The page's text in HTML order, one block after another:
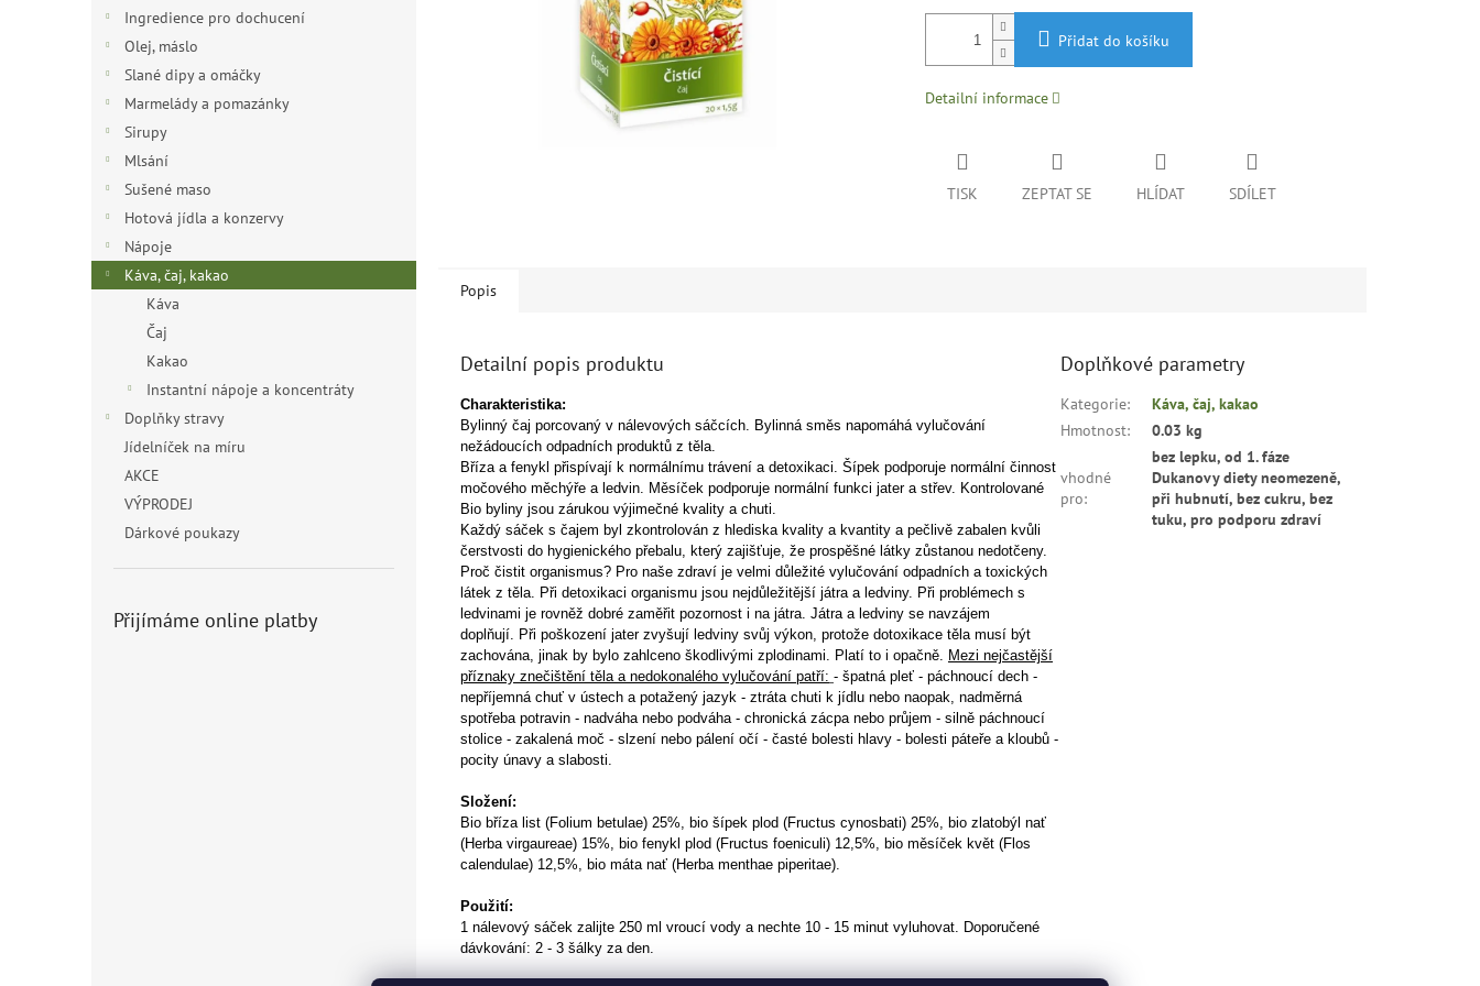
Ingredience pro dochucení
Olej, máslo
Slané dipy a omáčky
Marmelády a pomazánky
Sirupy
Mlsání
Sušené maso
Hotová jídla a konzervy
Nápoje
Káva, čaj, kakao
Káva
Čaj
Kakao
Instantní nápoje a koncentráty
Doplňky stravy
Jídelníček na míru
AKCE
VÝPRODEJ
Dárkové poukazy
Přijímáme online platby
Přidat do košíku
Detailní informace
TISK ZEPTAT SE HLÍDAT SDÍLET
Popis
Detailní popis produktu
Charakteristika:
Bylinný čaj porcovaný v nálevových sáčcích. Bylinná směs napomáhá vylučování
nežádoucích odpadních produktů z těla.
Bříza a fenykl přispívají k normálnímu trávení a detoxikaci. Šípek podporuje normální činnost
močového měchýře a ledvin. Měsíček podporuje normální funkci jater a střev. Kontrolované
Bio byliny jsou zárukou výjimečné kvality a chuti.
Každý sáček s čajem byl zkontrolován z hlediska kvality a kvantity a pečlivě zabalen kvůli
čerstvosti do hygienického přebalu, který zajišťuje, že prospěšné látky zůstanou nedotčeny.
Proč čistit organismus? Pro naše zdraví je velmi důležité vylučování odpadních a toxických
látek z těla. Při detoxikaci organismu jsou nejdůležitější játra a ledviny. Při problémech s
ledvinami je rovněž dobré zaměřit pozornost i na játra. Játra a ledviny se navzájem
doplňují. Při poškození jater zvyšují ledviny svůj výkon, protože dotoxikace těla musí být
zachována, jinak by bylo zahlceno škodlivými zplodinami. Platí to i opačně. Mezi nejčastější
příznaky znečištění těla a nedokonalého vylučování patří: - špatná pleť - páchnoucí dech -
nepříjemná chuť v ústech a potažený jazyk - ztráta chuti k jídlu nebo naopak, nadměrná
spotřeba potravin - nadváha nebo podváha - chronická zácpa nebo průjem - silně páchnoucí
stolice - zakalená moč - slzení nebo pálení očí - časté bolesti hlavy - bolesti páteře a kloubů -
pocity únavy a slabosti.
Složení:
Bio bříza list (Folium betulae) 25%, bio šípek plod (Fructus cynosbati) 25%, bio zlatobýl nať
(Herba virgaureae) 15%, bio fenykl plod (Fructus foeniculi) 12,5%, bio měsíček květ (Flos
calendulae) 12,5%, bio máta nať (Herba menthae piperitae).
Použití:
1 nálevový sáček zalijte 250 ml vroucí vody a nechte 10 - 15 minut vyluhovat. Doporučené
dávkování: 2 - 3 šálky za den.
Doplňkové parametry
Kategorie:
Káva, čaj, kakao
Hmotnost: 0.03 kg
vhodné
pro:
bez lepku, od 1. fáze
Dukanovy diety neomezeně,
při hubnutí, bez cukru, bez
tuku, pro podporu zdraví